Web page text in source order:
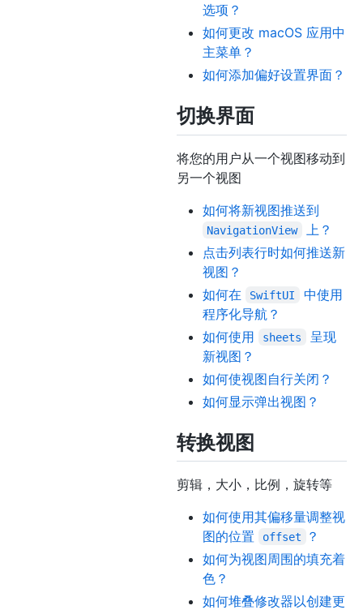
选项？
如何更改 macOS 应用中
主菜单？
如何添加偏好设置界面？
切换界面
将您的用户从一个视图移动到
另一个视图
如何将新视图推送到
NavigationView
上？
点击列表行时如何推送新
视图？
如何在
SwiftUI
中使用
程序化导航？
如何使用
sheets
呈现
新视图？
如何使视图自行关闭？
如何显示弹出视图？
转换视图
剪辑，大小，比例，旋转等
如何使用其偏移量调整视
图的位置
offset
？
如何为视图周围的填充着
色？
如何堆叠修改器以创建更